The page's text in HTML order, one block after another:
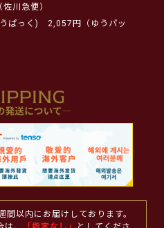
川急便）
ぱっく)
2,057円（ゆうパッ
以内にお届けしております。